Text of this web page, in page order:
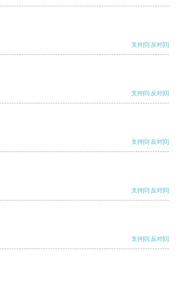
支持[0] 反对[0]
支持[0] 反对[0]
支持[0] 反对[0]
支持[0] 反对[0]
支持[0] 反对[0]